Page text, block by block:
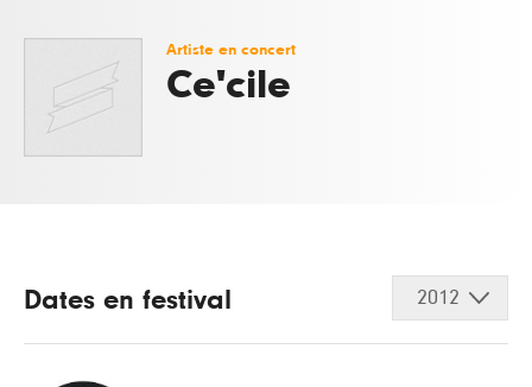
Artiste en concert
Ce'cile
Dates en festival 2012